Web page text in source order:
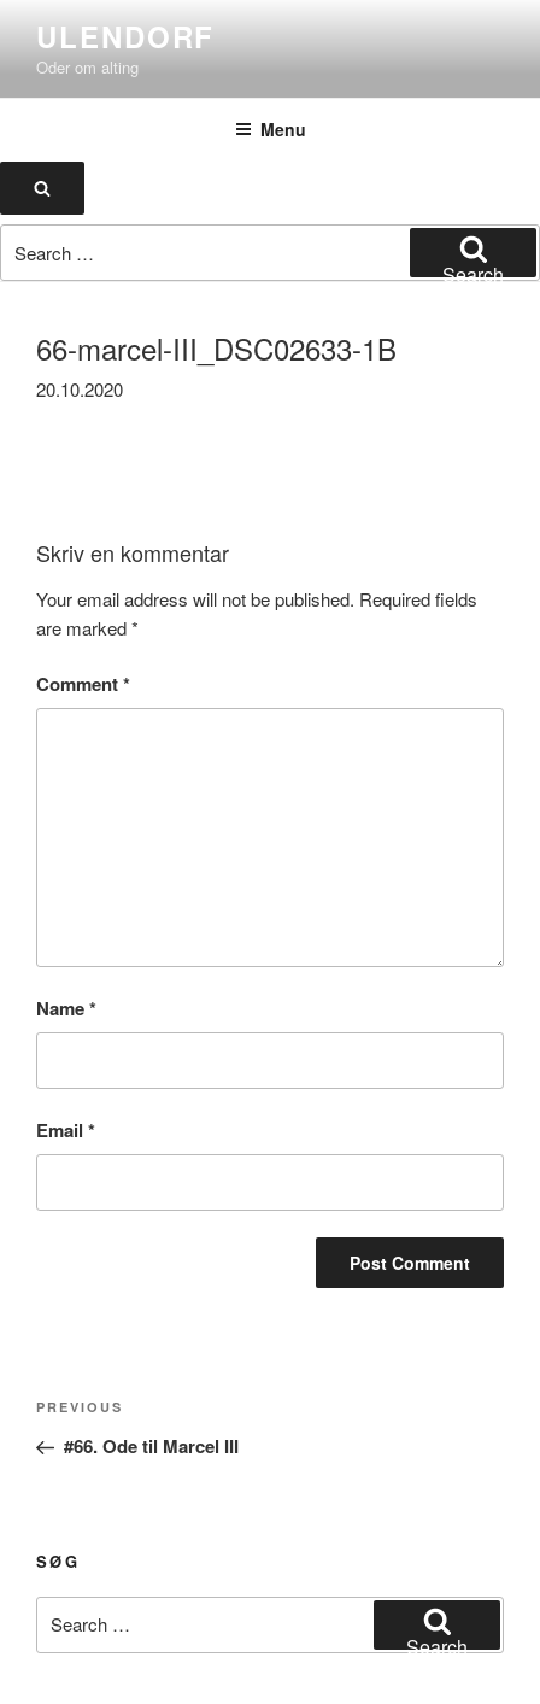
content
ULENDORF
Oder om alting
Menu
for:
Search
66-marcel-III_DSC02633-1B
20.10.2020
Skriv en kommentar
Your email address will not be published. Required fields
are marked*
Comment*
Name*
Email *
Post
Previous
Post
PREVIOUS
#66. Ode til Marcel III
SØG
for:
Search